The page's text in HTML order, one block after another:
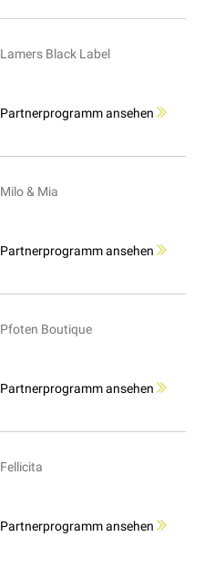
Lamers Black Label
Partnerprogramm ansehen
Milo & Mia
Partnerprogramm ansehen
Pfoten Boutique
Partnerprogramm ansehen
Fellicita
Partnerprogramm ansehen